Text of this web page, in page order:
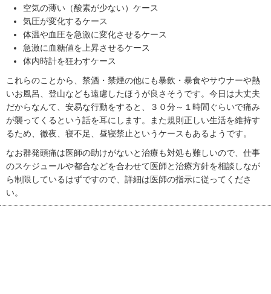
空気の薄い（酸素が少ない）ケース
気圧が変化するケース
体温や血圧を急激に変化させるケース
急激に血糖値を上昇させるケース
体内時計を狂わすケース
これらのことから、禁酒・禁煙の他にも暴飲・暴食やサウナーや熱
いお風呂、登山なども遠慮したほうが良さそうです。今日は大丈夫
だからなんて、安易な行動をすると、３０分～１時間ぐらいで痛み
が襲ってくるという話を耳にします。また規則正しい生活を維持す
るため、徹夜、寝不足、昼寝禁止というケースもあるようです。
なお群発頭痛は医師の助けがないと治療も対処も難しいので、仕事
のスケジュールや都合などを合わせて医師と治療方針を相談しなが
ら制限しているはずですので、詳細は医師の指示に従ってくださ
い。